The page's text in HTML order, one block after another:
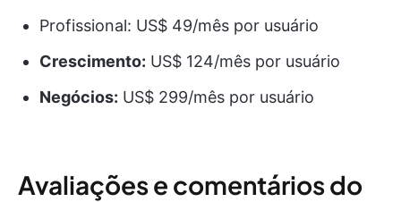
Profissional: US$ 49/mês por usuário
Crescimento: US$ 124/mês por usuário
Negócios: US$ 299/mês por usuário
Avaliações e comentários do